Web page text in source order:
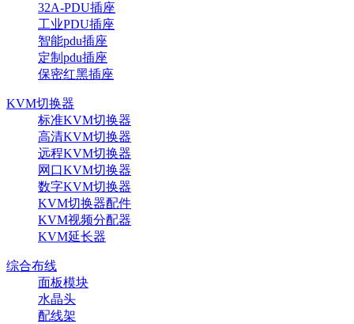
32A-PDU插座
工业PDU插座
智能pdu插座
定制pdu插座
保密红黑插座
KVM切换器
标准KVM切换器
高清KVM切换器
远程KVM切换器
网口KVM切换器
数字KVM切换器
KVM切换器配件
KVM视频分配器
KVM延长器
综合布线
面板模块
水晶头
配线架